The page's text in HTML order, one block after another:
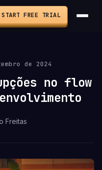
START FREE TRIAL
de 2024
no flow
Freitas